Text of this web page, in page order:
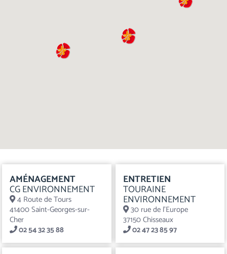
AMÉNAGEMENT
CG ENVIRONNEMENT
4 Route de Tours
41400 Saint-Georges-sur-
Cher
02 54 32 35 88
ENTRETIEN
TOURAINE
ENVIRONNEMENT
30 rue de l’Europe
37150 Chisseaux
02 47 23 85 97